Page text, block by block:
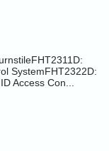
SystemFHT2322D:
Access Con...